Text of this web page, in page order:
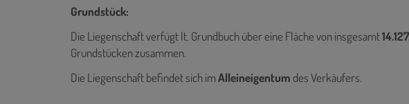
Grundstück:
Die Liegenschaft verfügt lt. Grundbuch über eine Fläche von insgesamt
Grundstücken zusammen.
Die Liegenschaft befindet sich imAlleineigentum des Verkäufers.